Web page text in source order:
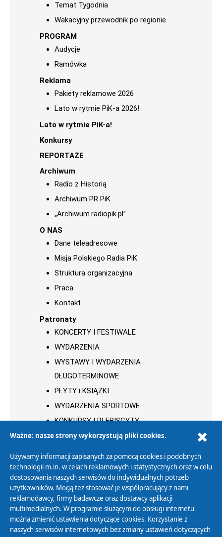
Temat Tygodnia
Wakacyjny przewodnik po regionie
PROGRAM
Audycje
Ramówka
Reklama
Pakiety reklamowe 2026
Lato w rytmie PiK-a 2026!
Lato w rytmie PiK-a!
Konkursy
REPORTAŻE
Archiwum
Radio z Historią
Archiwum PR PiK
„Archiwum.radiopik.pl”
O NAS
Dane teleadresowe
Misja Polskiego Radia PiK
Struktura organizacyjna
Praca
Kontakt
Patronaty
KONCERTY I FESTIWALE
WYDARZENIA
WYSTAWY I WYDARZENIA
DŁUGOTERMINOWE
PŁYTY i KSIĄŻKI
WYDARZENIA SPORTOWE
KONKURSY I PLEBISCYTY
Polityka Prywatności
Zasady korzystania z Serwisu
Organizacje Pożytku Publicznego
Cyfryzacja DAB+
Ważne: nasze strony wykorzystują pliki cookies.
Używamy informacji zapisanych za pomocą cookies i podobnych
technologii m.in. w celach reklamowych i statystycznych oraz w celu
dostosowania naszych serwisów do indywidualnych potrzeb
użytkowników. Mogą też stosować je współpracujący z nami
reklamodawcy, firmy badawcze oraz dostawcy aplikacji
multimedialnych. W programie służącym do obsługi internetu
można zmienić ustawienia dotyczące cookies. Korzystanie z
naszych serwisów internetowych bez zmiany ustawień dotyczących